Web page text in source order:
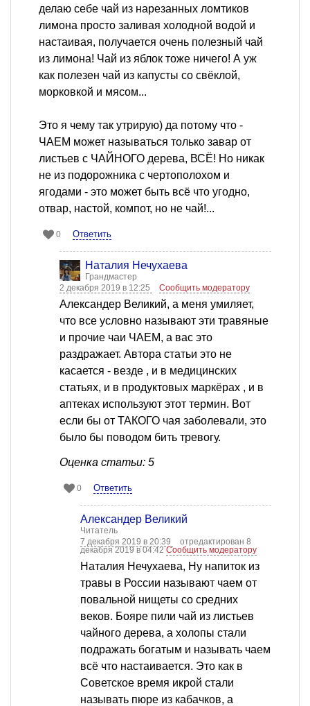
делаю себе чай из нарезанных ломтиков
лимона просто заливая холодной водой и
настаивая, получается очень полезный чай
из лимона! Чай из яблок тоже ничего! А уж
как полезен чай из капусты со свёклой,
морковкой и мясом...
Это я чему так утрирую) да потому что -
ЧАЕМ может называться только завар от
листьев с ЧАЙНОГО дерева, ВСЁ! Но никак
не из подорожника с чертополохом и
ягодами - это может быть всё что угодно,
отвар, настой, компот, но не чай!...
0 Ответить
Наталия Нечухаева
Грандмастер
2 декабря 2019 в 12:25
Сообщить модератору
Александер Великий, а меня умиляет,
что все условно называют эти травяные
и прочие чаи ЧАЕМ, а вас это
раздражает. Автора статьи это не
касается - везде , и в медицинских
статьях, и в продуктовых маркёрах , и в
аптеках используют этот термин. Вот
если бы от ТАКОГО чая заболевали, это
было бы поводом бить тревогу.
Оценка статьи: 5
0 Ответить
Александер Великий
Читатель
7 декабря 2019 в 20:39
отредактирован 8
декабря 2019 в 04:42Сообщить модератору
Наталия Нечухаева, Ну напиток из
травы в России называют чаем от
повальной нищеты со средних
веков. Бояре пили чай из листьев
чайного дерева, а холопы стали
подражать богатым и называть чаем
всё что настаивается. Это как в
Советское время икрой стали
называть пюре из кабачков, а